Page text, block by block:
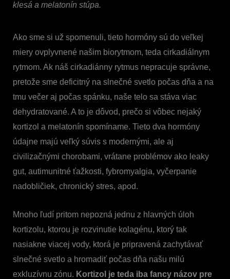
klesá a melatonín stúpa.
Ako sme si už spomenuli, tieto hormóny sú do veľkej
miery ovplyvnené našim biorytmom, teda cirkadiálnym
rytmom. Ak náš cirkadiánny rytmus nepracuje správne,
pretože sme deficitný na slnečné svetlo počas dňa a na
tmu večer aj počas spánku, naše telo sa stáva viac
dehydratované. A to je dôvod, prečo si vôbec nejaký
kortizol a melatonín spomíname. Tieto dva hormóny
údajne majú veľký súvis s modernými, ale aj
civilizačnými chorobami, vrátane problémov ako leaky
gut, autimunitné ťažkosti, fybromyalgia, vyčerpanie
nadobličiek, chronický stres, apod.
Mnoho ľudí pritom nepozná jednu z hlavných úloh
kortizolu, ktorou je rozvinutie kolagénu, ktorý tak
nasiakne viacej vody, ktorá je pripravená zachytávať
slnečné svetlo a hromadiť počas dňa našu milú
exkluzívnu zónu. Kortizol je teda iba fancy názov pre